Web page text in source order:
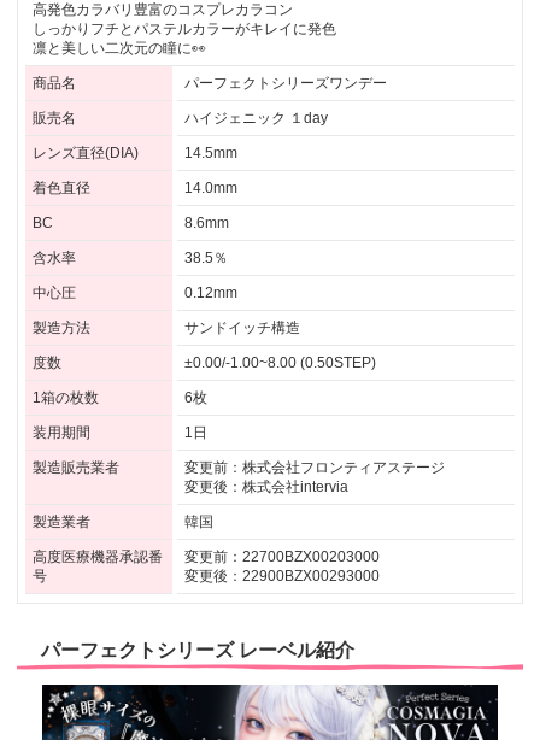
高発色カラバリ豊富のコスプレカラコン
しっかりフチとパステルカラーがキレイに発色
凛と美しい二次元の瞳に👀
商品名 パーフェクトシリーズワンデー
販売名 ハイジェニック １day
レンズ直径(DIA) 14.5mm
着色直径 14.0mm
BC 8.6mm
含水率 38.5％
中心圧 0.12mm
製造方法 サンドイッチ構造
度数 ±0.00/-1.00~8.00 (0.50STEP)
1箱の枚数 6枚
装用期間 1日
製造販売業者
変更前：株式会社フロンティアステージ
変更後：株式会社intervia
製造業者 韓国
高度医療機器承認番
号
変更前：22700BZX00203000
変更後：22900BZX00293000
パーフェクトシリーズ レーベル紹介